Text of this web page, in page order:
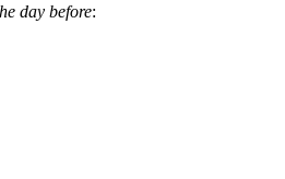
day before: